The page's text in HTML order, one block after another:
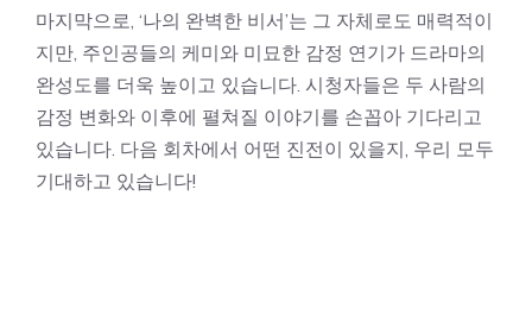
마지막으로, ‘나의 완벽한 비서’는 그 자체로도 매력적이
지만, 주인공들의 케미와 미묘한 감정 연기가 드라마의
완성도를 더욱 높이고 있습니다. 시청자들은 두 사람의
감정 변화와 이후에 펼쳐질 이야기를 손꼽아 기다리고
있습니다. 다음 회차에서 어떤 진전이 있을지, 우리 모두
기대하고 있습니다!